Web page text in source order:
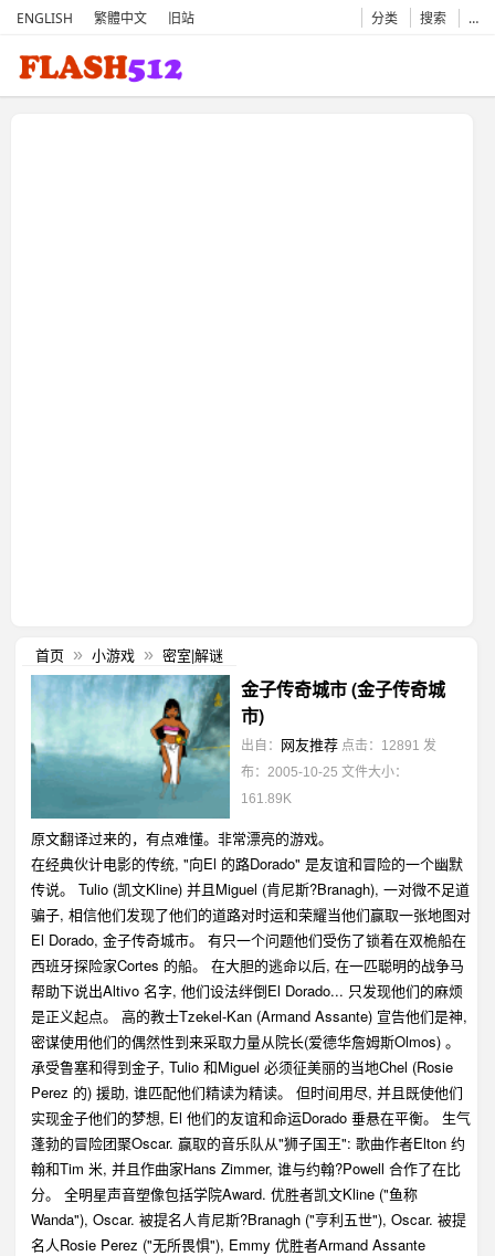
ENGLISH 繁體中文 旧站 分类 搜索 …
首页 » 小游戏 » 密室|解谜
金子传奇城市 (金子传奇城
市)
出自： 网友推荐 点击：12891 发
布：2005-10-25 文件大小：
161.89K
原文翻译过来的，有点难懂。非常漂亮的游戏。
在经典伙计电影的传统, "向El 的路Dorado" 是友谊和冒险的一个幽默
传说。 Tulio (凯文Kline) 并且Miguel (肯尼斯?Branagh), 一对微不足道
骗子, 相信他们发现了他们的道路对时运和荣耀当他们赢取一张地图对
El Dorado, 金子传奇城市。 有只一个问题他们受伤了锁着在双桅船在
西班牙探险家Cortes 的船。 在大胆的逃命以后, 在一匹聪明的战争马
帮助下说出Altivo 名字, 他们设法绊倒El Dorado... 只发现他们的麻烦
是正义起点。 高的教士Tzekel-Kan (Armand Assante) 宣告他们是神,
密谋使用他们的偶然性到来采取力量从院长(爱德华詹姆斯Olmos) 。
承受鲁塞和得到金子, Tulio 和Miguel 必须征美丽的当地Chel (Rosie
Perez 的) 援助, 谁匹配他们精读为精读。 但时间用尽, 并且既使他们
实现金子他们的梦想, El 他们的友谊和命运Dorado 垂悬在平衡。 生气
蓬勃的冒险团聚Oscar. 赢取的音乐队从"狮子国王": 歌曲作者Elton 约
翰和Tim 米, 并且作曲家Hans Zimmer, 谁与约翰?Powell 合作了在比
分。 全明星声音塑像包括学院Award. 优胜者凯文Kline ("鱼称
Wanda"), Oscar. 被提名人肯尼斯?Branagh ("亨利五世"), Oscar. 被提
名人Rosie Perez ("无所畏惧"), Emmy 优胜者Armand Assante